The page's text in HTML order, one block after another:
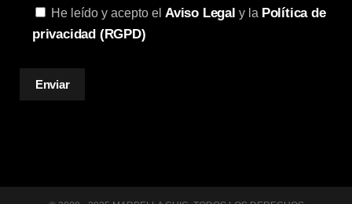
He leído y acepto el Aviso Legal y la Política de
privacidad (RGPD)